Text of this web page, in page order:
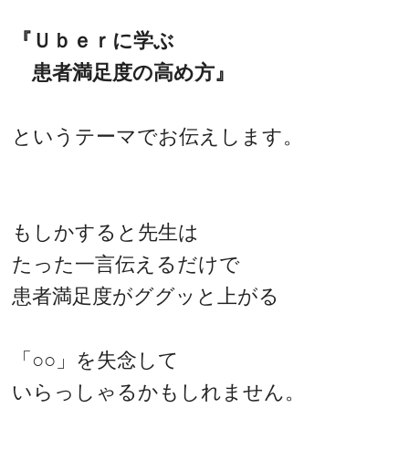
『Ｕｂｅｒに学ぶ
患者満足度の高め方』
というテーマでお伝えします。
もしかすると先生は
たった一言伝えるだけで
患者満足度がググッと上がる
「○○」を失念して
いらっしゃるかもしれません。